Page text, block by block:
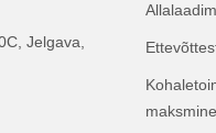
Jelgava,
maksmine